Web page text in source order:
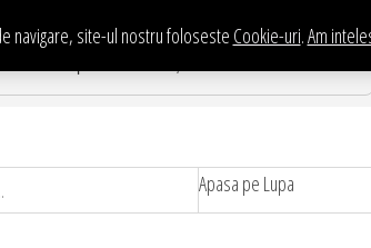
navigare, site-ul nostru foloseste Cookie-uri.Am
in Showroom eHuse.ro
Apasa pe Lupa